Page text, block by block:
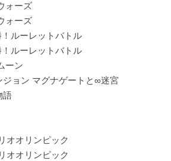
ォーズ
ォーズ
ルーレットバトル
ルーレットバトル
ーン
ジョン マグナゲートと∞迷宮
語
オオリンピック
オオリンピック